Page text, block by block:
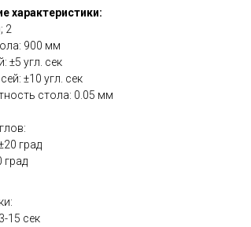
характеристики:
2
900 мм
±5 угл. сек
±10 угл. сек
стола: 0.05 мм
град
град
15 сек